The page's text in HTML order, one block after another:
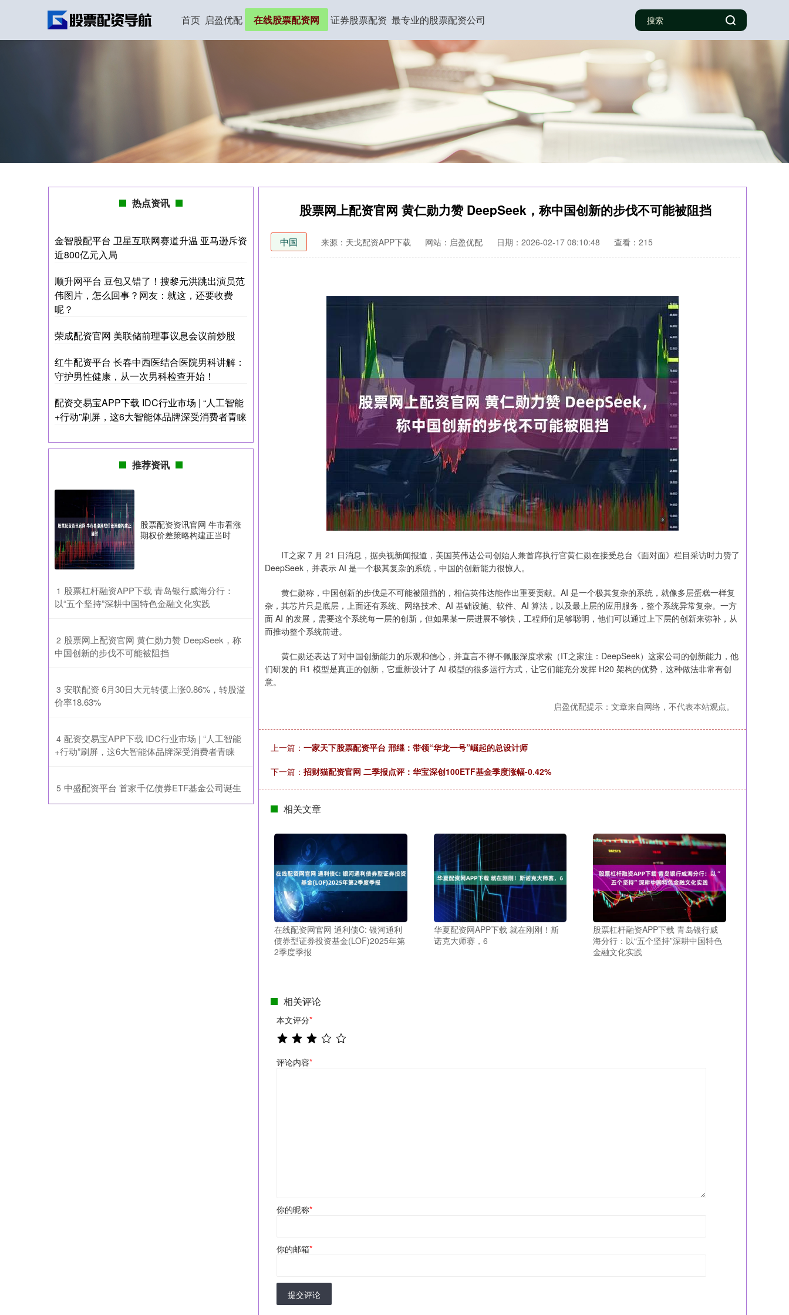
首页 启盈优配 在线股票配资网 证券股票配资 最专业的股票配资公司
股票网上配资官网 黄仁勋力赞 DeepSeek，称中国创新的步伐不可能被阻挡
中国 来源：天戈配资APP下载 网站：启盈优配 日期：2026-02-17 08:10:48 查看：215
IT之家 7 月 21 日消息，据央视新闻报道，美国英伟达公司创始人兼首席执行官黄仁勋在接受总台《面对面》栏目采访时力赞了
DeepSeek，并表示 AI 是一个极其复杂的系统，中国的创新能力很惊人。
黄仁勋称，中国创新的步伐是不可能被阻挡的，相信英伟达能作出重要贡献。AI 是一个极其复杂的系统，就像多层蛋糕一样复
杂，其芯片只是底层，上面还有系统、网络技术、AI 基础设施、软件、AI 算法，以及最上层的应用服务，整个系统异常复杂。一方
面 AI 的发展，需要这个系统每一层的创新，但如果某一层进展不够快，工程师们足够聪明，他们可以通过上下层的创新来弥补，从
而推动整个系统前进。
黄仁勋还表达了对中国创新能力的乐观和信心，并直言不得不佩服深度求索（IT之家注：DeepSeek）这家公司的创新能力，他
们研发的 R1 模型是真正的创新，它重新设计了 AI 模型的很多运行方式，让它们能充分发挥 H20 架构的优势，这种做法非常有创
意。
启盈优配提示：文章来自网络，不代表本站观点。
上一篇： 一家天下股票配资平台 邢继：带领“华龙一号”崛起的总设计师
下一篇： 招财猫配资官网 二季报点评：华宝深创100ETF基金季度涨幅-0.42%
相关文章
在线配资网官网 通利债C: 银河通利
债券型证券投资基金(LOF)2025年第
2季度季报
华夏配资网APP下载 就在刚刚！斯
诺克大师赛，6
股票杠杆融资APP下载 青岛银行威
海分行：以“五个坚持”深耕中国特色
金融文化实践
相关评论
本文评分*
评论内容*
你的昵称*
你的邮箱*
提交评论
热点资讯
金智股配平台 卫星互联网赛道升温 亚马逊斥资
近800亿元入局
顺升网平台 豆包又错了！搜黎元洪跳出演员范
伟图片，怎么回事？网友：就这，还要收费
呢？
荣成配资官网 美联储前理事议息会议前炒股
红牛配资平台 长春中西医结合医院男科讲解：
守护男性健康，从一次男科检查开始！
配资交易宝APP下载 IDC行业市场 | “人工智能
+行动”刷屏，这6大智能体品牌深受消费者青睐
推荐资讯
股票配资资讯官网 牛市看涨
期权价差策略构建正当时
1 ​股票杠杆融资APP下载 青岛银行威海分行：
以“五个坚持”深耕中国特色金融文化实践
2 ​股票网上配资官网 黄仁勋力赞 DeepSeek，称
中国创新的步伐不可能被阻挡
3 ​安联配资 6月30日大元转债上涨0.86%，转股溢
价率18.63%
4 ​配资交易宝APP下载 IDC行业市场 | “人工智能
+行动”刷屏，这6大智能体品牌深受消费者青睐
5 ​中盛配资平台 首家千亿债券ETF基金公司诞生